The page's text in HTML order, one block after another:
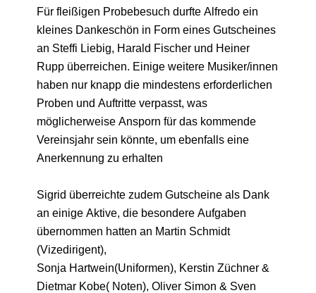
Für fleißigen Probebesuch durfte Alfredo ein
kleines Dankeschön in Form eines Gutscheines
an Steffi Liebig, Harald Fischer und Heiner
Rupp überreichen. Einige weitere Musiker/innen
haben nur knapp die mindestens erforderlichen
Proben und Auftritte verpasst, was
möglicherweise Ansporn für das kommende
Vereinsjahr sein könnte, um ebenfalls eine
Anerkennung zu erhalten
Sigrid überreichte zudem Gutscheine als Dank
an einige Aktive, die besondere Aufgaben
übernommen hatten an Martin Schmidt
(Vizedirigent),
Sonja Hartwein(Uniformen), Kerstin Züchner &
Dietmar Kobe( Noten), Oliver Simon & Sven